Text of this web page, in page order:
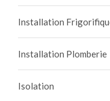
Installation
Installation Plomberie
Isolation